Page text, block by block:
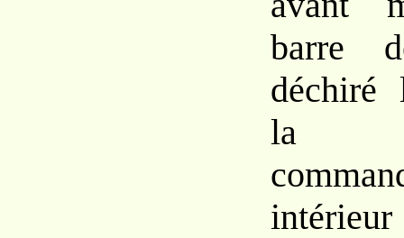
barre
déchiré
la